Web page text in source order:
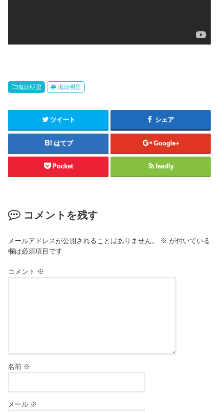
鬼頭明里 鬼頭明里
ツイート シェア
はてブ Google+
Pocket feedly
コメントを残す
メールアドレスが公開されることはありません。 ※ が付いている
欄は必須項目です
コメント ※
名前 ※
メール ※